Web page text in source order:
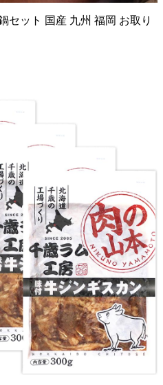
セット 国産 九州 福岡 お取り